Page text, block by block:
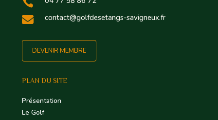
 contact@golfdesetangs-savigneux.fr
DEVENIR MEMBRE
PLAN DU SITE
Présentation
Le Golf